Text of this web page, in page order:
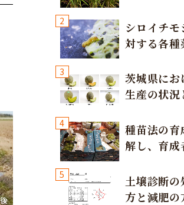
2
シロイチ
対する各種
3
茨城県にお
生産の状況
4
種苗法の
解し、育
意しましょ
5
土壌診断
方と減肥の